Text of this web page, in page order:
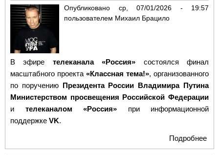
Опубликовано ср, 07/01/2026 - 19:57
пользователем Михаил Брацило
В эфире телеканала «Россия» состоялся финал
масштабного проекта «Классная тема!», организованного
по поручению
Президента России Владимира Путина
Министерством просвещения Российской Федерации
и телеканалом «Россия» при информационной
поддержке VK.
Подробнее